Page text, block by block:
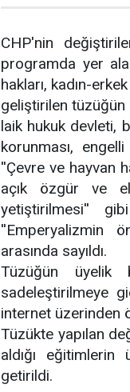
CHP'nin
programda yer
hakları, kadın-
geliştirilen tüzüğün
laik hukuk devleti,
korunması,
''Çevre ve hayvan
açık özgür ve
yetiştirilmesi''
''Emperyalizmin
arasında sayıldı.
Tüzüğün üyelik
sadeleştirilmeye
internet üzerinden
Tüzükte yapılan
aldığı
getirildi.